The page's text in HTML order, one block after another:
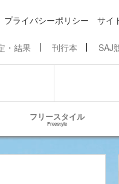
プライバシーポリシー サイ
・結果 刊行本 SAJ
フリースタイル
Freestyle